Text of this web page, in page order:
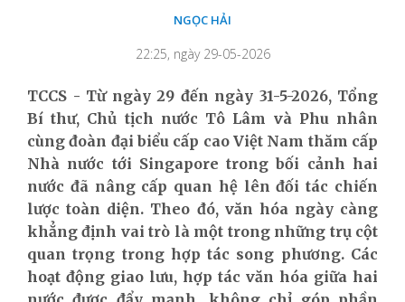
NGỌC HẢI
22:25, ngày 29-05-2026
TCCS - Từ ngày 29 đến ngày 31-5-2026, Tổng
Bí thư, Chủ tịch nước Tô Lâm và Phu nhân
cùng đoàn đại biểu cấp cao Việt Nam thăm cấp
Nhà nước tới Singapore trong bối cảnh hai
nước đã nâng cấp quan hệ lên đối tác chiến
lược toàn diện. Theo đó, văn hóa ngày càng
khẳng định vai trò là một trong những trụ cột
quan trọng trong hợp tác song phương. Các
hoạt động giao lưu, hợp tác văn hóa giữa hai